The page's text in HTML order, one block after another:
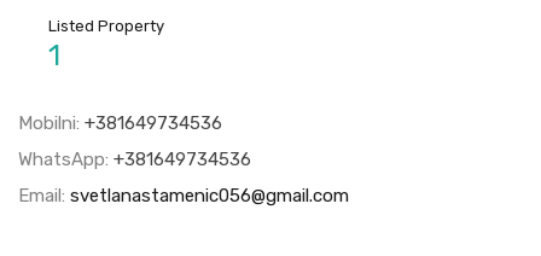
Listed Property
1
Mobilni: +381649734536
WhatsApp: +381649734536
Email: svetlanastamenic056@gmail.com